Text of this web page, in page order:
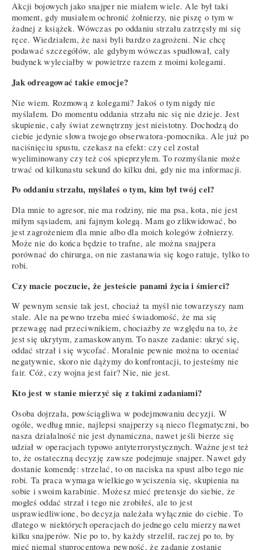
Akcji bojowych jako snajper nie miałem wiele. Ale był taki
moment, gdy musiałem ochronić żołnierzy, nie piszę o tym w
żadnej z książek. Wówczas po oddaniu strzału zatrzęsły mi się
ręce. Wiedziałem, że nasi byli bardzo zagrożeni. Nie chcę
podawać szczegółów, ale gdybym wówczas spudłował, cały
budynek wyleciałby w powietrze razem z moimi kolegami.
Jak odreagować takie emocje?
Nie wiem. Rozmową z kolegami? Jakoś o tym nigdy nie
myślałem. Do momentu oddania strzału nic się nie dzieje. Jest
skupienie, cały świat zewnętrzny jest nieistotny. Dochodzą do
ciebie jedynie słowa twojego obserwatora-pomocnika. Ale już po
naciśnięciu spustu, czekasz na efekt: czy cel został
wyeliminowany czy też coś spieprzyłem. To rozmyślanie może
trwać od kilkunastu sekund do kilku dni, gdy nie ma informacji.
Po oddaniu strzału, myślałeś o tym, kim był twój cel?
Dla mnie to agresor, nie ma rodziny, nie ma psa, kota, nie jest
miłym sąsiadem, ani fajnym kolegą. Mam go zlikwidować, bo
jest zagrożeniem dla mnie albo dla moich kolegów żołnierzy.
Może nie do końca będzie to trafne, ale można snajpera
porównać do chirurga, on nie zastanawia się kogo ratuje, tylko to
robi.
Czy macie poczucie, że jesteście panami życia i śmierci?
W pewnym sensie tak jest, chociaż ta myśl nie towarzyszy nam
stale. Ale na pewno trzeba mieć świadomość, że ma się
przewagę nad przeciwnikiem, chociażby ze względu na to, że
jest się ukrytym, zamaskowanym. To nasze zadanie: ukryć się,
oddać strzał i się wycofać. Moralnie pewnie można to oceniać
negatywnie, skoro nie dążymy do konfrontacji, to jesteśmy nie
fair. Cóż, czy wojna jest fair? Nie, nie jest.
Kto jest w stanie mierzyć się z takimi zadaniami?
Osoba dojrzała, powściągliwa w podejmowaniu decyzji. W
ogóle, według mnie, najlepsi snajperzy są nieco flegmatyczni, bo
nasza działalność nie jest dynamiczna, nawet jeśli bierze się
udział w operacjach typowo antyterrorystycznych. Ważne jest też
to, że ostateczną decyzję zawsze podejmuje snajper. Nawet gdy
dostanie komendę: strzelać, to on naciska na spust albo tego nie
robi. Ta praca wymaga wielkiego wyciszenia się, skupienia na
sobie i swoim karabinie. Możesz mieć pretensje do siebie, że
mogłeś oddać strzał i tego nie zrobiłeś, ale to jest
usprawiedliwione, bo decyzja należała wyłącznie do ciebie. To
dlatego w niektórych operacjach do jednego celu mierzy nawet
kilku snajperów. Nie po to, by każdy strzelił, raczej po to, by
mieć niemal stuprocentową pewność, że zadanie zostanie